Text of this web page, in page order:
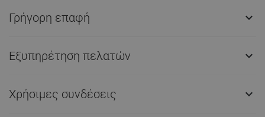
Γρήγορη επαφή 
Εξυπηρέτηση πελατών 
Χρήσιμες συνδέσεις 